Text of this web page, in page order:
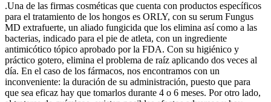
.Una de las firmas cosméticas que cuenta con productos específicos
para el tratamiento de los hongos es ORLY, con su serum Fungus
MD extrafuerte, un aliado fungicida que los elimina así como a las
bacterias, indicado para el pie de atleta, con un ingrediente
antimicótico tópico aprobado por la FDA. Con su higiénico y
práctico gotero, elimina el problema de raíz aplicando dos veces al
día. En el caso de los fármacos, nos encontramos con un
inconveniente: la duración de su administración, puesto que para
que sea eficaz hay que tomarlos durante 4 o 6 meses. Por otro lado,